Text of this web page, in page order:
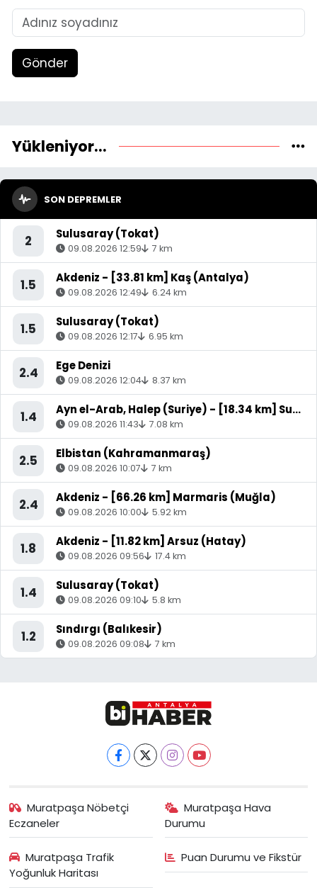
Gönder
Yükleniyor...
SON DEPREMLER
2 Sulusaray (Tokat)
09.08.2026 12:59 7 km
1.5 Akdeniz - [33.81 km] Kaş (Antalya)
09.08.2026 12:49 6.24 km
1.5 Sulusaray (Tokat)
09.08.2026 12:17 6.95 km
2.4 Ege Denizi
09.08.2026 12:04 8.37 km
1.4 Ayn el-Arab, Halep (Suriye) - [18.34 km] Suruç (Şanlıurfa)
09.08.2026 11:43 7.08 km
2.5 Elbistan (Kahramanmaraş)
09.08.2026 10:07 7 km
2.4 Akdeniz - [66.26 km] Marmaris (Muğla)
09.08.2026 10:00 5.92 km
1.8 Akdeniz - [11.82 km] Arsuz (Hatay)
09.08.2026 09:56 17.4 km
1.4 Sulusaray (Tokat)
09.08.2026 09:10 5.8 km
1.2 Sındırgı (Balıkesir)
09.08.2026 09:08 7 km
Muratpaşa Nöbetçi
Eczaneler
Muratpaşa Hava
Durumu
Muratpaşa Trafik
Yoğunluk Haritası
Puan Durumu ve Fikstür